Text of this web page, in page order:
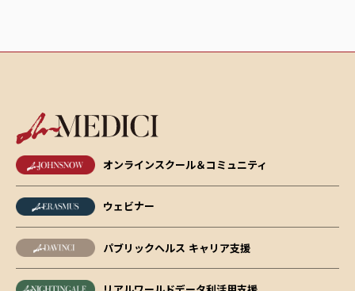
オンラインスクール＆コミュニティ
ウェビナー
パブリックヘルス キャリア支援